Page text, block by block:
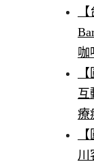
咖
互
療
川